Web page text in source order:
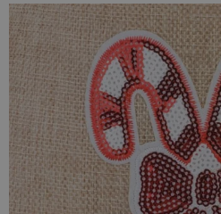
sznurka. Juta posiada naturalną
oddawania wilgoci do otoczenia,
nie stanowią dla niej problemu.
Woreczki jutowe w naszej
ponieważ wiele modeli jest
różnych kolorów. Tak bogaty
satysfakcji i sprawia, że każdy
Wszystkie nasze woreczki
ozdobnej aplikacji/nadruku na
może nieznacznie różnić się od